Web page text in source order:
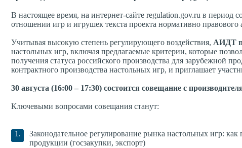
В настоящее время, на интернет-сайте regulation.gov.ru в период
отношении игр и игрушек текста проекта нормативно правового
Учитывая высокую степень регулирующего воздействия, АИДТ
настольных игр, включая предлагаемые критерии, которые
получения статуса российского производства для зарубежной
контрактного производства настольных игр, и приглашает
30 августа (16:00 – 17:30) состоится совещание с
Ключевыми вопросами совещания станут:
Законодательное регулирование рынка настольных игр:
продукции (госзакупки, экспорт)